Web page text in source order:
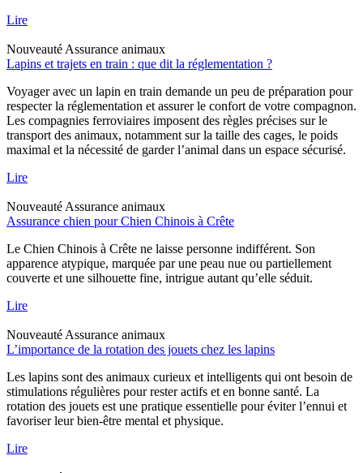
Lire
Nouveauté Assurance animaux
Lapins et trajets en train : que dit la réglementation ?
Voyager avec un lapin en train demande un peu de préparation pour
respecter la réglementation et assurer le confort de votre compagnon.
Les compagnies ferroviaires imposent des règles précises sur le
transport des animaux, notamment sur la taille des cages, le poids
maximal et la nécessité de garder l’animal dans un espace sécurisé.
Lire
Nouveauté Assurance animaux
Assurance chien pour Chien Chinois à Crête
Le Chien Chinois à Crête ne laisse personne indifférent. Son
apparence atypique, marquée par une peau nue ou partiellement
couverte et une silhouette fine, intrigue autant qu’elle séduit.
Lire
Nouveauté Assurance animaux
L’importance de la rotation des jouets chez les lapins
Les lapins sont des animaux curieux et intelligents qui ont besoin de
stimulations régulières pour rester actifs et en bonne santé. La
rotation des jouets est une pratique essentielle pour éviter l’ennui et
favoriser leur bien-être mental et physique.
Lire